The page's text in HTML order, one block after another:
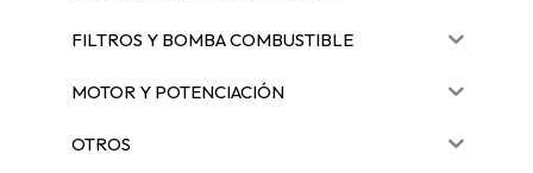
FILTROS Y BOMBA COMBUSTIBLE
MOTOR Y POTENCIACIÓN
OTROS